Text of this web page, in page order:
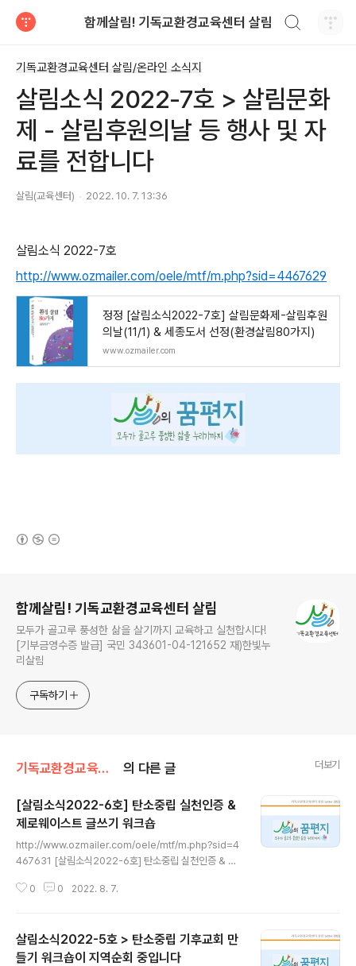
함께살림! 기독교환경교육센터 살림
기독교환경교육센터 살림/온라인 소식지
살림소식 2022-7호 > 살림문화
제 - 살림후원의날 등 행사 및 자
료를 전합니다
살림(교육센터) 2022. 10. 7. 13:36
살림소식 2022-7호
http://www.ozmailer.com/oele/mtf/m.php?sid=4467629
정정 [살림소식2022-7호] 살림문화제-살림후원
의날(11/1) & 세종도서 선정(환경살림80가지)
www.ozmailer.com
함께살림! 기독교환경교육센터 살림
모두가 골고루 풍성한 삶을 살기까지 교육하고 실천합시다!
[기부금영수증 발급] 국민 343601-04-121652 재)한빛누
리살림
구독하기
기독교환경교육센터 살림/온라인 소식지 의 다른 글 더보기
[살림소식2022-6호] 탄소중립 실천인증 &
제로웨이스트 글쓰기 워크숍
http://www.ozmailer.com/oele/mtf/m.php?sid=4
467631 [살림소식2022-6호] 탄소중립 실천인증 & 제
를 하셨기에 발송되었습니다. 뉴스레터의 수신을 더이상
button. www.ozmailer.com
0 0 2022. 8. 7.
살림소식2022-5호 > 탄소중립 기후교회 만
들기 워크숍이 지역순회 중입니다